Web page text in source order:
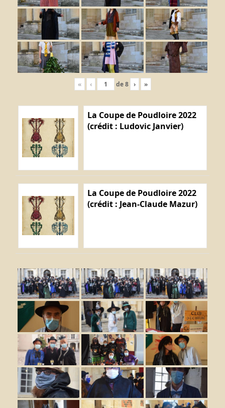
« ‹ de8 › »
La Coupe de Poudloire 2022
(crédit : Ludovic Janvier)
La Coupe de Poudloire 2022
(crédit : Jean-Claude Mazur)